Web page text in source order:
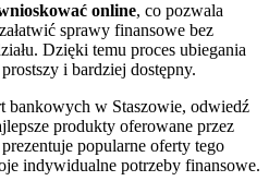
online, co pozwala
sprawy finansowe bez
Dzięki temu proces ubiegania
i bardziej dostępny.
bankowych w Staszowie, odwiedź
produkty oferowane przez
prezentuje popularne oferty tego
indywidualne potrzeby finansowe.